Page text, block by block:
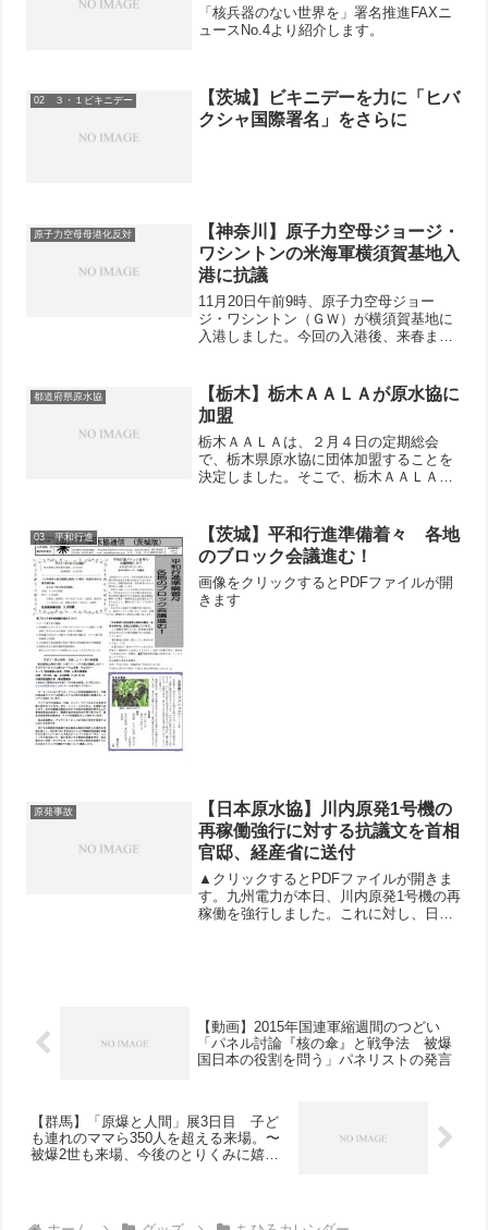
「核兵器のない世界を」署名推進FAXニ
ュースNo.4より紹介します。
02 ３・１ビキニデー
【茨城】ビキニデーを力に「ヒバ
クシャ国際署名」をさらに
原子力空母母港化反対
【神奈川】原子力空母ジョージ・
ワシントンの米海軍横須賀基地入
港に抗議
11月20日午前9時、原子力空母ジョー
ジ・ワシントン（ＧＷ）が横須賀基地に
入港しました。今回の入港後、来春まで
ます。こんなことは断じて許されませ
ん。21日(水)午前11...
都道府県原水協
【栃木】栃木ＡＡＬＡが原水協に
加盟
栃木ＡＡＬＡは、２月４日の定期総会
で、栃木県原水協に団体加盟することを
決定しました。そこで、栃木ＡＡＬＡ理
ＬＡ」の定期総会で原水爆禁止栃木県協
議会に団体加盟する方針...
03 平和行進
【茨城】平和行進準備着々 各地
のブロック会議進む！
画像をクリックするとPDFファイルが開
きます
原発事故
【日本原水協】川内原発1号機の
再稼働強行に対する抗議文を首相
官邸、経産省に送付
▲クリックするとPDFファイルが開きま
す。九州電力が本日、川内原発1号機の再
稼働を強行しました。これに対し、日本
【動画】2015年国連軍縮週間のつどい
「パネル討論『核の傘』と戦争法 被爆
国日本の役割を問う」パネリストの発言
【群馬】「原爆と人間」展3日目 子ど
も連れのママら350人を超える来場。〜
被爆2世も来場、今後のとりくみに嬉し